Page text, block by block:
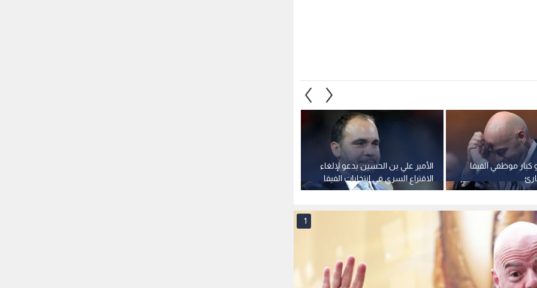
الأمير علي بن الحسين يدعو لإلغاء
الاقتراع السري في انتخابات الفيفا
كبار موظفي الفيفا
1